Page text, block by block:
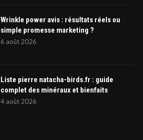
Wrinkle power avis : résultats réels ou
simple promesse marketing ?
6 août 2026
Liste pierre natacha-birds.fr : guide
complet des minéraux et bienfaits
4 août 2026